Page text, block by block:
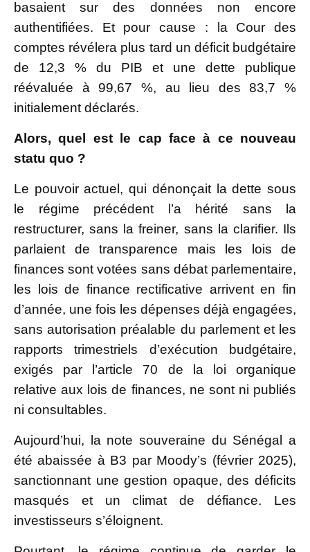
basaient sur des données non encore
authentifiées. Et pour cause : la Cour des
comptes révélera plus tard un déficit budgétaire
de 12,3 % du PIB et une dette publique
réévaluée à 99,67 %, au lieu des 83,7 %
initialement déclarés.
Alors, quel est le cap face à ce nouveau
statu quo ?
Le pouvoir actuel, qui dénonçait la dette sous
le régime précédent l’a hérité sans la
restructurer, sans la freiner, sans la clarifier. Ils
parlaient de transparence mais les lois de
finances sont votées sans débat parlementaire,
les lois de finance rectificative arrivent en fin
d’année, une fois les dépenses déjà engagées,
sans autorisation préalable du parlement et les
rapports trimestriels d’exécution budgétaire,
exigés par l’article 70 de la loi organique
relative aux lois de finances, ne sont ni publiés
ni consultables.
Aujourd’hui, la note souveraine du Sénégal a
été abaissée à B3 par Moody’s (février 2025),
sanctionnant une gestion opaque, des déficits
masqués et un climat de défiance. Les
investisseurs s’éloignent.